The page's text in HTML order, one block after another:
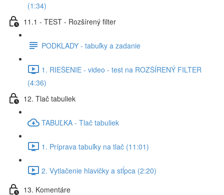
(1:34)
11.1 - TEST - Rozšírený filter
PODKLADY - tabuľky a zadanie
1. RIEŠENIE - video - test na ROZŠÍRENÝ FILTER
(4:36)
12. Tlač tabuliek
TABUĽKA - Tlač tabuliek
1. Príprava tabuľky na tlač (11:01)
2. Vytlačenie hlavičky a stĺpca (2:20)
13. Komentáre